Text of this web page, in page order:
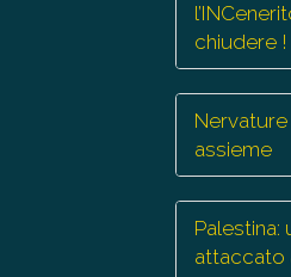
chiudere !
Nervature
assieme
attaccato